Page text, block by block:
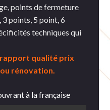
points de fermeture
3 points, 5 point, 6
techniques qui
qualité prix
rénovation.
à la française